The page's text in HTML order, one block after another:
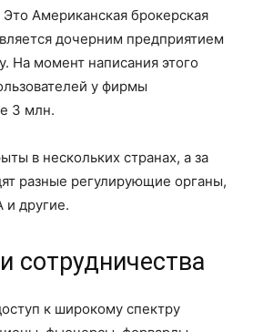
Американская брокерская
дочерним предприятием
На момент написания этого
у фирмы
3 млн.
в нескольких странах, а за
разные регулирующие органы,
и другие.
сотрудничества
к широкому спектру